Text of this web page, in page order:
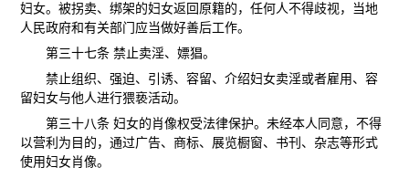
妇女。被拐卖、绑架的妇女返回原籍的，任何人不得歧视，当地
人民政府和有关部门应当做好善后工作。
第三十七条 禁止卖淫、嫖猖。
禁止组织、强迫、引诱、容留、介绍妇女卖淫或者雇用、容
留妇女与他人进行猥亵活动。
第三十八条 妇女的肖像权受法律保护。未经本人同意，不得
以营利为目的，通过广告、商标、展览橱窗、书刊、杂志等形式
使用妇女肖像。